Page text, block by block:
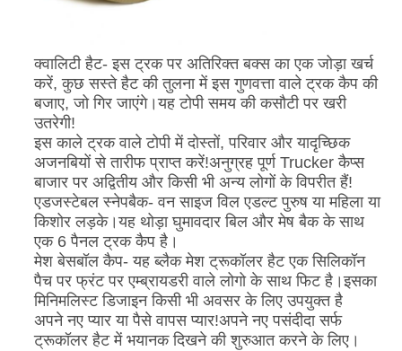
क्वालिटी हैट- इस ट्रक पर अतिरिक्त बक्स का एक जोड़ा खर्च
करें, कुछ सस्ते हैट की तुलना में इस गुणवत्ता वाले ट्रक कैप की
बजाए, जो गिर जाएंगे।यह टोपी समय की कसौटी पर खरी
उतरेगी!
इस काले ट्रक वाले टोपी में दोस्तों, परिवार और यादृच्छिक
अजनबियों से तारीफ प्राप्त करें!अनुग्रह पूर्ण Trucker कैप्स
बाजार पर अद्वितीय और किसी भी अन्य लोगों के विपरीत हैं!
एडजस्टेबल स्नेपबैक- वन साइज विल एडल्ट पुरुष या महिला या
किशोर लड़के।यह थोड़ा घुमावदार बिल और मेष बैक के साथ
एक 6 पैनल ट्रक कैप है।
मेश बेसबॉल कैप- यह ब्लैक मेश ट्रूकॉलर हैट एक सिलिकॉन
पैच पर फ्रंट पर एम्ब्रायडरी वाले लोगो के साथ फिट है।इसका
मिनिमलिस्ट डिजाइन किसी भी अवसर के लिए उपयुक्त है
अपने नए प्यार या पैसे वापस प्यार!अपने नए पसंदीदा सर्फ
ट्रूकॉलर हैट में भयानक दिखने की शुरुआत करने के लिए।